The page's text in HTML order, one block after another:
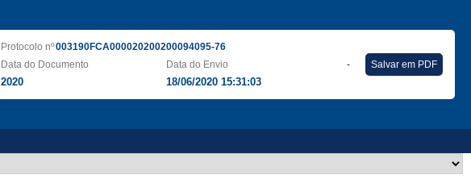
Protocolo nº003190FCA000020200200094095-76
Data do Documento
2020
Data do Envio
18/06/2020 15:31:03
- Salvar em PDF